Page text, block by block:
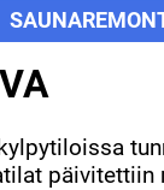
päivitettiin